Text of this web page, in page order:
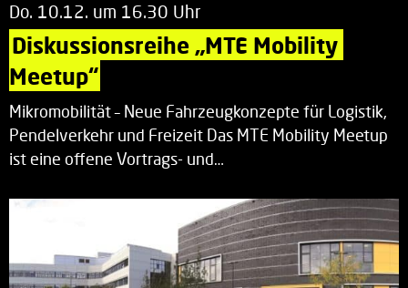
Do. 10.12. um 16.30 Uhr
Diskussionsreihe „MTE Mobility
Meetup“
Mikromobilität – Neue Fahrzeugkonzepte für Logistik,
Pendelverkehr und Freizeit Das MTE Mobility Meetup
ist eine offene Vortrags- und…